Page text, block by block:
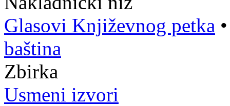
Glasovi Književnog petka
baština
Zbirka
Usmeni izvori